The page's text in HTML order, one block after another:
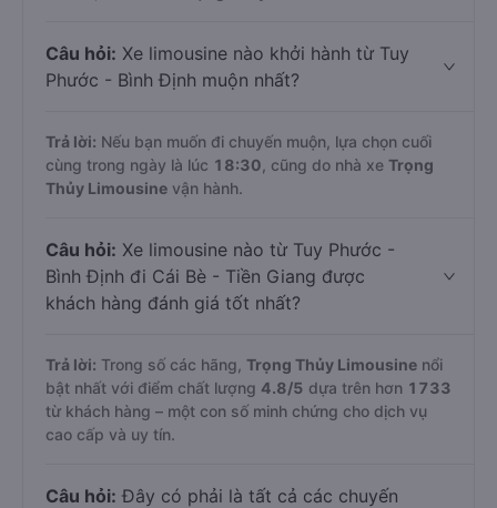
Câu hỏi: Xe limousine nào khởi hành từ Tuy
Phước - Bình Định muộn nhất?
Trả lời: Nếu bạn muốn đi chuyến muộn, lựa chọn cuối
cùng trong ngày là lúc 18:30 , cũng do nhà xe Trọng
Thủy Limousine vận hành.
Câu hỏi: Xe limousine nào từ Tuy Phước -
Bình Định đi Cái Bè - Tiền Giang được
khách hàng đánh giá tốt nhất?
Trả lời: Trong số các hãng, Trọng Thủy Limousine nổi
bật nhất với điểm chất lượng 4.8/5 dựa trên hơn 1733
từ khách hàng – một con số minh chứng cho dịch vụ
cao cấp và uy tín.
Câu hỏi: Đây có phải là tất cả các chuyến